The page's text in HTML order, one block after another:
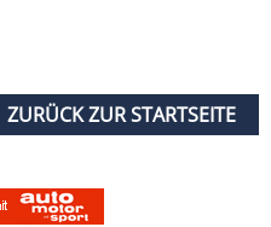
ZURÜCK ZUR STARTSEITE